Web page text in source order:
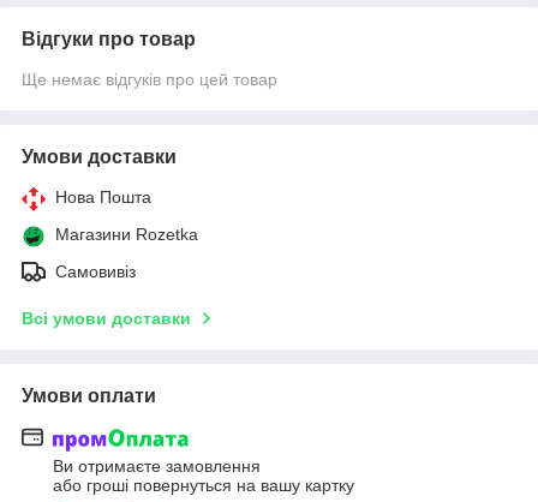
Відгуки про товар
Ще немає відгуків про цей товар
Умови доставки
Нова Пошта
Магазини Rozetka
Самовивіз
Всі умови доставки
Умови оплати
Ви отримаєте замовлення
або гроші повернуться на вашу картку